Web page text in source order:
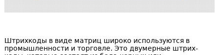
Штрихкоды в виде матриц широко используются в
промышленности и торговле. Это двумерные штрих-